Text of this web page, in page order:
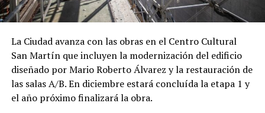
La Ciudad avanza con las obras en el Centro Cultural
San Martín que incluyen la modernización del edificio
diseñado por Mario Roberto Álvarez y la restauración de
las salas A/B. En diciembre estará concluída la etapa 1 y
el año próximo finalizará la obra.